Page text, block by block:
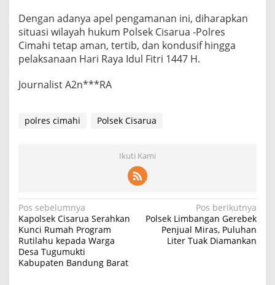
Dengan adanya apel pengamanan ini, diharapkan
situasi wilayah hukum Polsek Cisarua -Polres
Cimahi tetap aman, tertib, dan kondusif hingga
pelaksanaan Hari Raya Idul Fitri 1447 H.
Journalist A2n***RA
polres cimahi Polsek Cisarua
Ikuti Kami
Navigasi
pos
Pos sebelumnya
Kapolsek Cisarua Serahkan
Kunci Rumah Program
Rutilahu kepada Warga
Desa Tugumukti
Kabupaten Bandung Barat
Pos berikutnya
Polsek Limbangan Gerebek
Penjual Miras, Puluhan
Liter Tuak Diamankan